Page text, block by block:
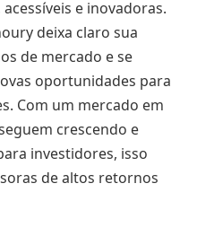
e inovadoras.
deixa claro sua
de mercado e se
oportunidades para
Com um mercado em
crescendo e
investidores, isso
de altos retornos